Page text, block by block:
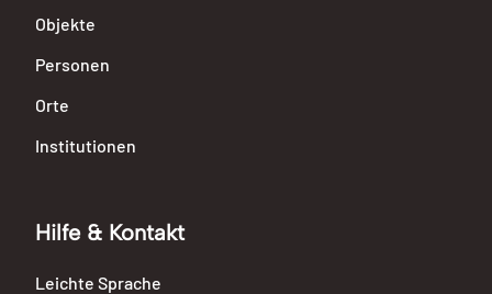
Objekte
Personen
Orte
Institutionen
Hilfe & Kontakt
Leichte Sprache